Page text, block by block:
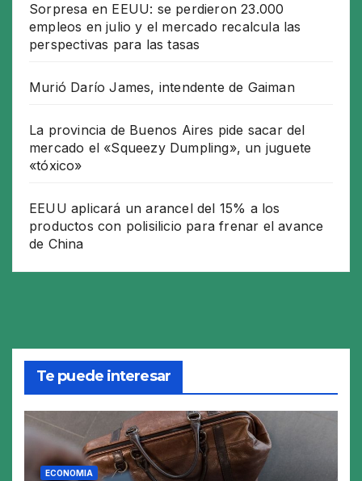
Sorpresa en EEUU: se perdieron 23.000
empleos en julio y el mercado recalcula las
perspectivas para las tasas
Murió Darío James, intendente de Gaiman
La provincia de Buenos Aires pide sacar del
mercado el «Squeezy Dumpling», un juguete
«tóxico»
EEUU aplicará un arancel del 15% a los
productos con polisilicio para frenar el avance
de China
Te puede interesar
ECONOMIA